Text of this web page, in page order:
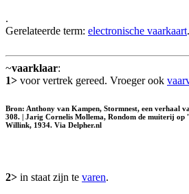
.
Gerelateerde term: electronische vaarkaart.
~vaarklaar:
1> voor vertrek gereed. Vroeger ook
Bron: Anthony van Kampen, Stormnest, een verhaal
308. | Jarig Cornelis Mollema, Rondom de muiterij op
Willink, 1934. Via Delpher.nl
2> in staat zijn te varen.